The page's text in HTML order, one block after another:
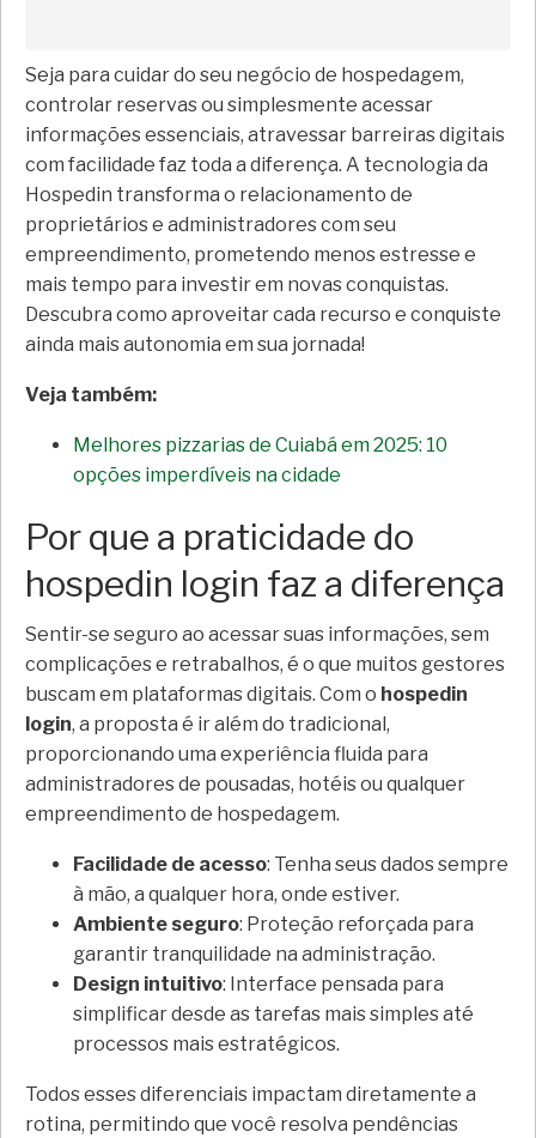
Seja para cuidar do seu negócio de hospedagem,
controlar reservas ou simplesmente acessar
informações essenciais, atravessar barreiras digitais
com facilidade faz toda a diferença. A tecnologia da
Hospedin transforma o relacionamento de
proprietários e administradores com seu
empreendimento, prometendo menos estresse e
mais tempo para investir em novas conquistas.
Descubra como aproveitar cada recurso e conquiste
ainda mais autonomia em sua jornada!
Veja também:
Melhores pizzarias de Cuiabá em 2025: 10
opções imperdíveis na cidade
Por que a praticidade do
hospedin login faz a diferença
Sentir-se seguro ao acessar suas informações, sem
complicações e retrabalhos, é o que muitos gestores
buscam em plataformas digitais. Com o hospedin
login, a proposta é ir além do tradicional,
proporcionando uma experiência fluida para
administradores de pousadas, hotéis ou qualquer
empreendimento de hospedagem.
Facilidade de acesso: Tenha seus dados sempre
à mão, a qualquer hora, onde estiver.
Ambiente seguro: Proteção reforçada para
garantir tranquilidade na administração.
Design intuitivo: Interface pensada para
simplificar desde as tarefas mais simples até
processos mais estratégicos.
Todos esses diferenciais impactam diretamente a
rotina, permitindo que você resolva pendências